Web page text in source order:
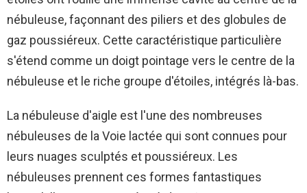
nébuleuse, façonnant des piliers et des globules de
gaz poussiéreux. Cette caractéristique particulière
s'étend comme un doigt pointage vers le centre de la
nébuleuse et le riche groupe d'étoiles, intégrés là-bas.
La nébuleuse d'aigle est l'une des nombreuses
nébuleuses de la Voie lactée qui sont connues pour
leurs nuages ​​sculptés et poussiéreux. Les
nébuleuses prennent ces formes fantastiques